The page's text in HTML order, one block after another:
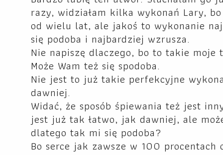
razy, widziałam kilka wykonań Lary,
od wielu lat, ale jakoś to wykonanie
się podoba i najbardziej wzrusza.
Nie napiszę dlaczego, bo to takie moje
Może Wam też się spodoba.
Nie jest to już takie perfekcyjne
dawniej.
Widać, że sposób śpiewania też jest
jest już tak łatwo, jak dawniej, ale
dlatego tak mi się podoba?
Bo serce jak zawsze w 100 procentach